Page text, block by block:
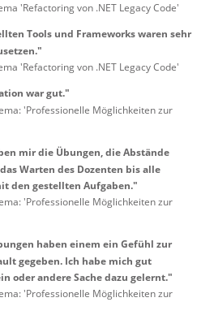
'Refactoring von .NET Legacy Code'
Tools und Frameworks waren sehr
'Refactoring von .NET Legacy Code'
war gut."
'Professionelle Möglichkeiten zur
mir die Übungen, die Abstände
Warten des Dozenten bis alle
den gestellten Aufgaben."
'Professionelle Möglichkeiten zur
haben einem ein Gefühl zur
gegeben. Ich habe mich gut
oder andere Sache dazu gelernt."
'Professionelle Möglichkeiten zur